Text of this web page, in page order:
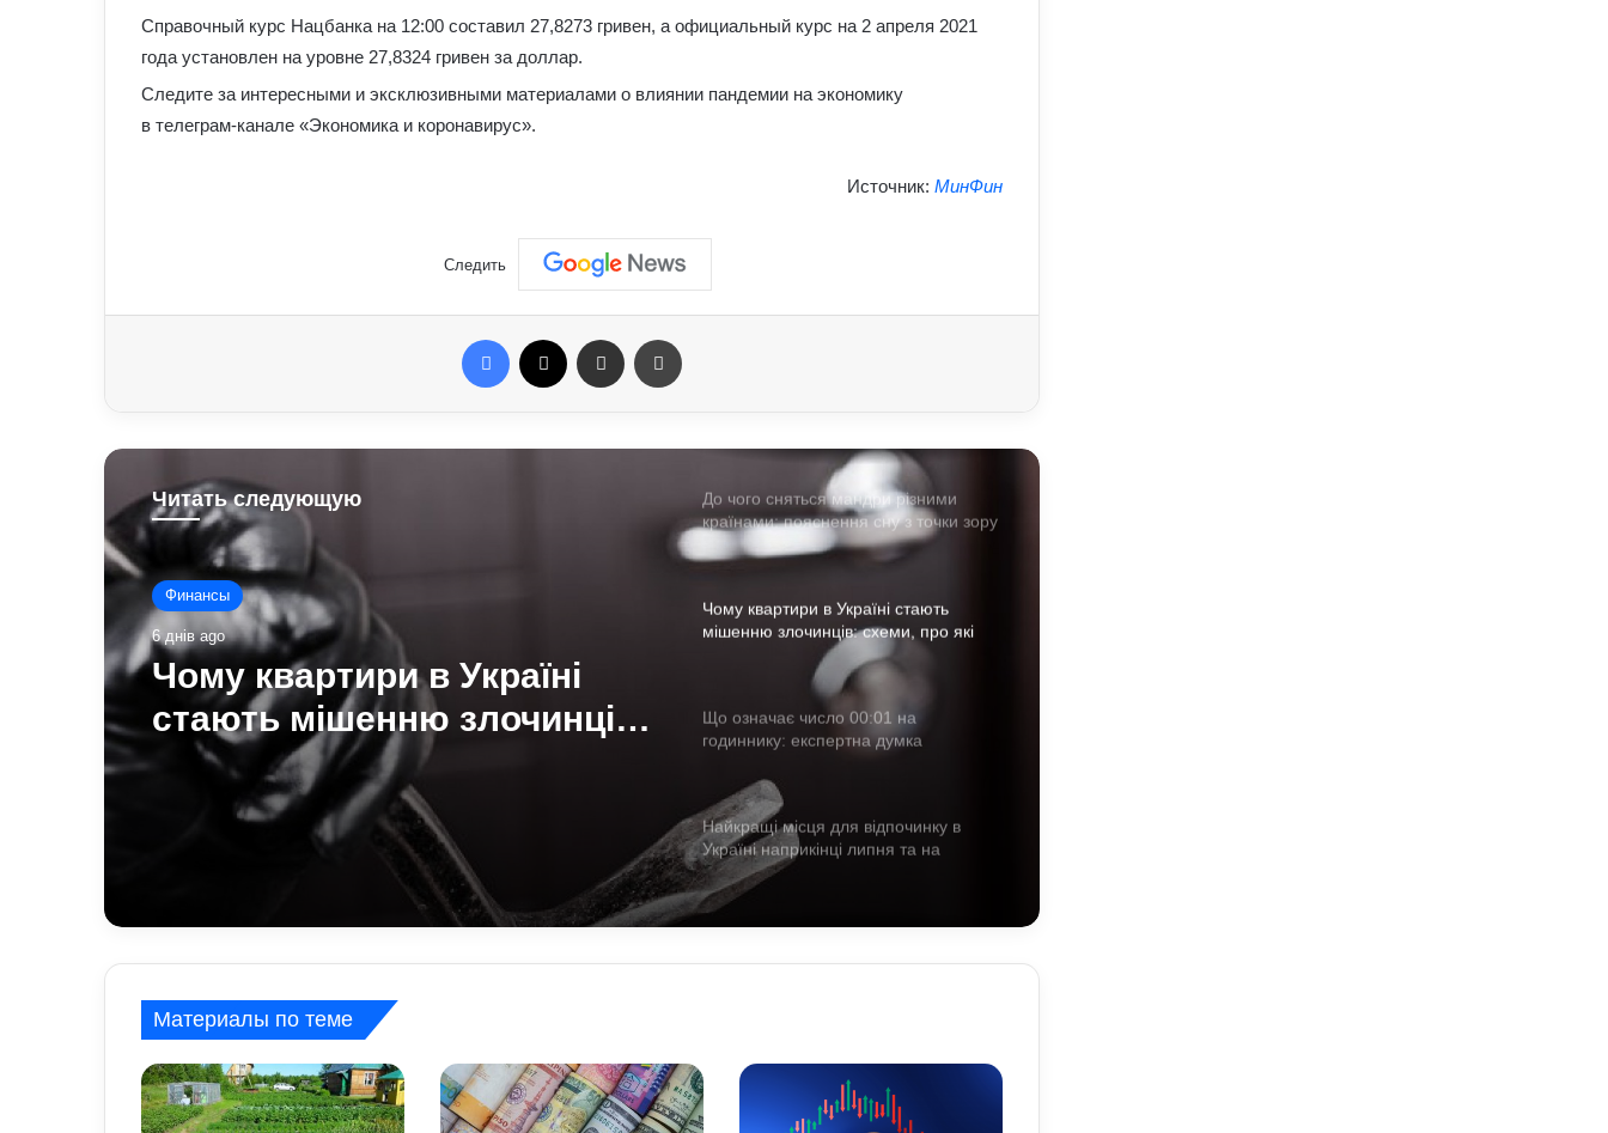
Справочный курс Нацбанка на 12:00 составил 27,8273 гривен, а официальный курс на 2 апреля 2021
года установлен на уровне 27,8324 гривен за доллар.
Следите за интересными и эксклюзивными материалами о влиянии пандемии на экономику
в телеграм-канале «Экономика и коронавирус».
Источник: МинФин
Следить
Facebook Отправить e-mail
Читать следующую
Финансы
6 днів ago
Чому квартири в Україні
стають мішенню злочинців:
схеми, про які варто знати
мобілізацію в Україні: до чого
призводять порушення під час роботи
комп’ютері більшість людей не знає:
До чого сняться мандри різними
країнами: пояснення сну з точки зору
психології
Чому квартири в Україні стають
мішенню злочинців: схеми, про які
Що означає число 00:01 на
годиннику: експертна думка
Найкращі місця для відпочинку в
Україні наприкінці липня та на
початку серпня: поради для
подорожей
прикладом: історії провалів та втрат
інвесторів
Материалы по теме